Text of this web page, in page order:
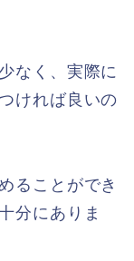
なく、実際に
ければ良いの
ることができ
分にありま